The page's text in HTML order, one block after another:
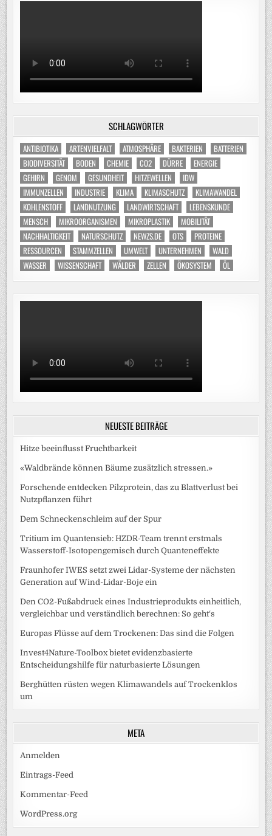
SCHLAGWÖRTER
ANTIBIOTIKA ARTENVIELFALT ATMOSPHÄRE BAKTERIEN
BATTERIEN
BIODIVERSITÄT
BODEN CHEMIE CO2 DÜRRE
ENERGIE
GEHIRN
GENOM GESUNDHEIT HITZEWELLEN
IDW
IMMUNZELLEN
INDUSTRIE KLIMA KLIMASCHUTZ
KLIMAWANDEL
KOHLENSTOFF
LANDNUTZUNG LANDWIRTSCHAFT
LEBENSKUNDE
MENSCH
MIKROORGANISMEN MIKROPLASTIK
MOBILITÄT
NACHHALTIGKEIT
NATURSCHUTZ NEWZS.DE OTS
PROTEINE
RESSOURCEN
STAMMZELLEN UMWELT UNTERNEHMEN
WALD
WASSER
WISSENSCHAFT WÄLDER ZELLEN ÖKOSYSTEM ÖL
NEUESTE BEITRÄGE
Hitze beeinflusst Fruchtbarkeit
«Waldbrände können Bäume zusätzlich stressen.»
Forschende entdecken Pilzprotein, das zu Blattverlust bei
Nutzpflanzen führt
Dem Schneckenschleim auf der Spur
Tritium im Quantensieb: HZDR-Team trennt erstmals
Wasserstoff-Isotopengemisch durch Quanteneffekte
Fraunhofer IWES setzt zwei Lidar-Systeme der nächsten
Generation auf Wind-Lidar-Boje ein
Den CO2-Fußabdruck eines Industrieprodukts einheitlich,
vergleichbar und verständlich berechnen: So geht‘s
Europas Flüsse auf dem Trockenen: Das sind die Folgen
Invest4Nature-Toolbox bietet evidenzbasierte
Entscheidungshilfe für naturbasierte Lösungen
Berghütten rüsten wegen Klimawandels auf Trockenklos
um
META
Anmelden
Eintrags-Feed
Kommentar-Feed
WordPress.org